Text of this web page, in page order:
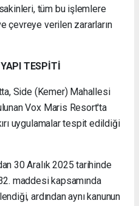
tüm bu işlemlere
çevreye verilen zararların
TESPİTİ
Side (Kemer) Mahallesi
Vox Maris Resort'ta
uygulamalar tespit edildiği
30 Aralık 2025 tarihinde
maddesi kapsamında
ardından aynı kanunun